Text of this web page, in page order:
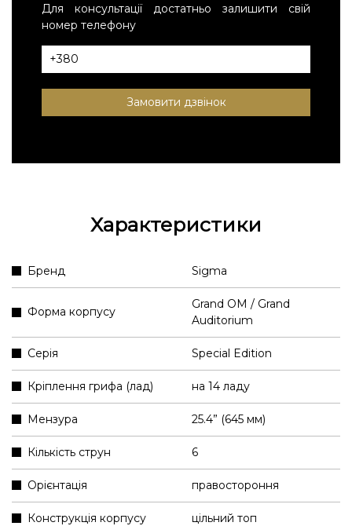
Для консультації достатньо залишити свій
номер телефону
Замовити дзвінок
Характеристики
Бренд Sigma
Форма корпусу
Grand OM / Grand
Auditorium
Серія Special Edition
Кріплення грифа (лад) на 14 ладу
Мензура 25.4” (645 мм)
Кількість струн 6
Орієнтація правостороння
Конструкція корпусу цільний топ